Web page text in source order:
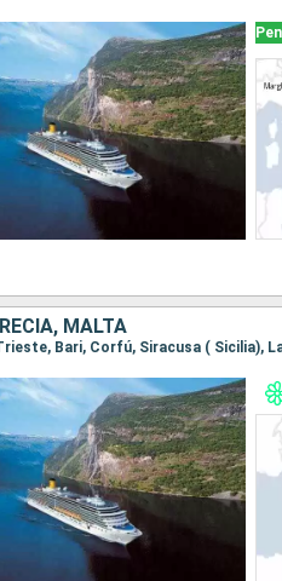
MALTA
Bari, Corfú, Siracusa ( Sicilia),